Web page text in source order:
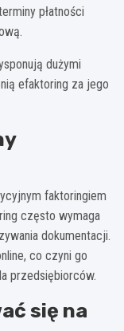
płatności
dużymi
efaktoring za jego
faktoringiem
często wymaga
dokumentacji.
co czyni go
przedsiębiorców.
się na